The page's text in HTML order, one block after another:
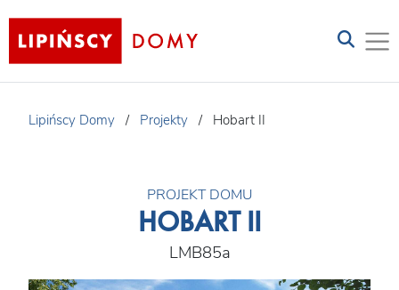
Lipińscy Domy / Projekty / Hobart II
PROJEKT DOMU
HOBART II
LMB85a